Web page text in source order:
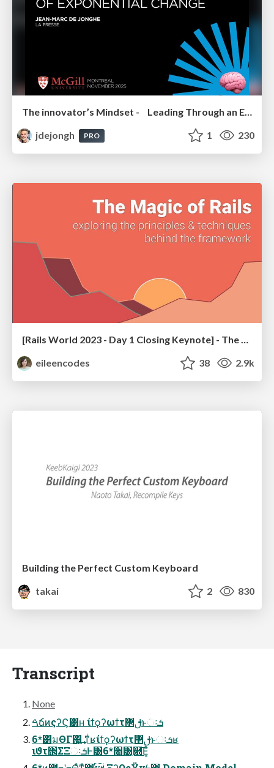
The innovator’s Mindset - Leading Through an Era of Exponential Change - McGill University 2025
jdejongh
PRO 1 230
[Rails World 2023 - Day 1 Closing Keynote] - The Magic of Rails
eileencodes
38 2.9k
Building the Perfect Custom Keyboard
takai
2 830
Transcript
None
ࠓճͷςʔϚ͸ʜ ίϯϙʔωϯτࢦ޲ͱઃܭ
6*͸มΘΓ΍͍͢ ͳͥʁίϯϙʔωϯτࢦ޲ͱઃܭʁ
ιϑτ΢ΣΞઃܭͰ͸6*૚͸ִ཭͞Ε͕ͪ